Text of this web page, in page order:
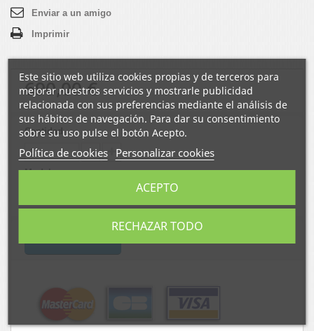
Enviar a un amigo
Imprimir
690,00 €
Cantidad
Modelo
Este sitio web utiliza cookies propias y de terceros para
mejorar nuestros servicios y mostrarle publicidad
relacionada con sus preferencias mediante el análisis de
sus hábitos de navegación. Para dar su consentimiento
sobre su uso pulse el botón Acepto.
Política de cookies Personalizar cookies
RECHAZAR TODO
ACEPTO